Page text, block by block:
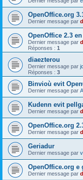
OpenOffice.org
Dernier message par
OpenOffice 2.3
Dernier message par
Réponses : 1
diaezterou
Dernier message par
Réponses : 3
Binvioù evit
Dernier message par
Kudenn evit
Dernier message par
OpenOffice.org
Dernier message par
Geriadur
Dernier message par
OpenOffice.org e
Dernier message par